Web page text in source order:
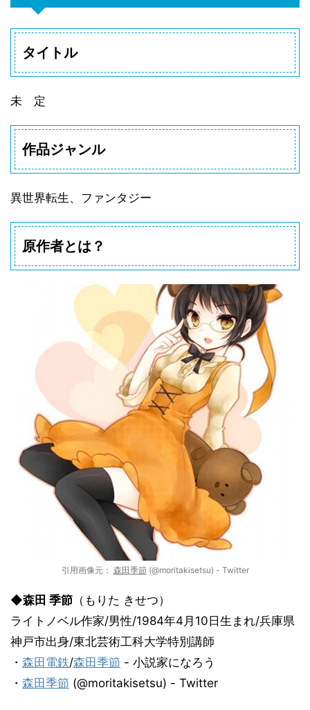
タイトル
未 定
作品ジャンル
異世界転生、ファンタジー
原作者とは？
引用画像元： 森田季節 (@moritakisetsu) - Twitter
◆森田 季節 （もりた きせつ）
ライトノベル作家/男性/1984年4月10日生まれ/兵庫県
神戸市出身/東北芸術工科大学特別講師
・ 森田電鉄/森田季節 - 小説家になろう
・ 森田季節 (@moritakisetsu) - Twitter